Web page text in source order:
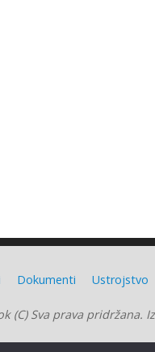
Dokumenti Ustrojstvo
(C) Sva prava pridržana.